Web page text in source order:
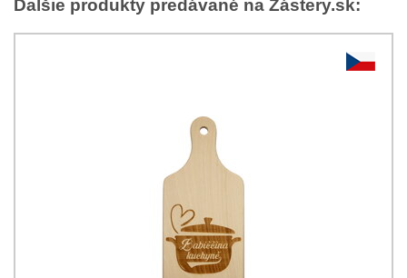
Ďalšie produkty predávané na Zástery.sk: